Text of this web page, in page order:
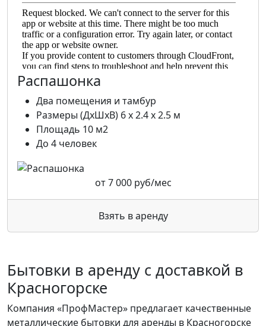
Распашонка
Два помещения и тамбур
Размеры (ДхШхВ) 6 х 2.4 х 2.5 м
Площадь 10 м2
До 4 человек
от7 000руб/мес
Взять в аренду
Бытовки в аренду с доставкой в
Красногорске
Компания «ПрофМастер» предлагает качественные
металлические бытовки для аренды в Красногорске